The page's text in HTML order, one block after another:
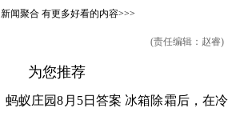
新闻聚合有更多好看的内容>>>
(责任编辑：赵睿)
为您推荐
蚂蚁庄园8月5日答案 冰箱除霜后，在冷